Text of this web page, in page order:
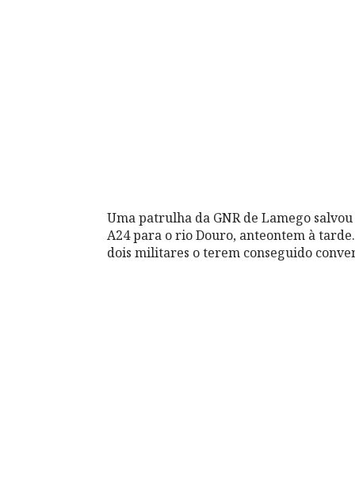
Uma patrulha da GNR de Lamego
A24 para o rio Douro, anteontem à
dois militares o terem conseguido